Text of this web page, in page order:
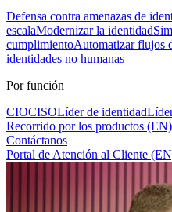
Defensa contra amenazas de
escalaModernizar la identidad
cumplimientoAutomatizar flujos
identidades no humanas
Por función
CIOCISOLíder de identidad
Recorrido por los productos (EN)
Contáctanos
Portal de Atención al Cliente